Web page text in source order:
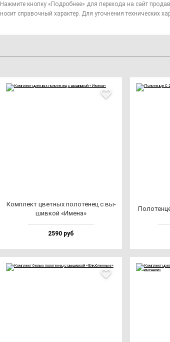
Нажмите кнопку «Подробнее» для перехода на сайт
носит справочный характер. Для уточнения технических
Ком­плект цвет­ных по­ло­те­нец с вы­
шив­кой «Име­на»
2590 руб